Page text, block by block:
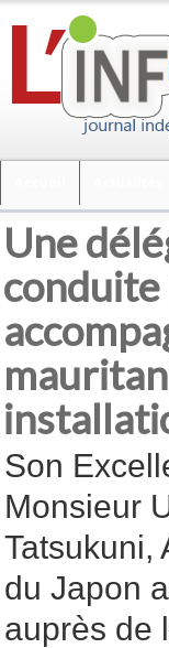
Une
conduite
Son
Monsieur
Tatsukuni,
du Japon
auprès de